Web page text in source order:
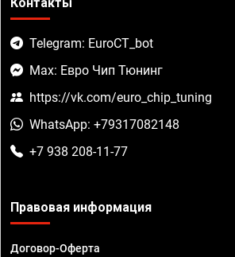
Telegram: EuroCT_bot
Max: Евро Чип Тюнинг
https://vk.com/euro_chip_tuning
WhatsApp: +79317082148
+7 938 208-11-77
Правовая информация
Договор-Оферта